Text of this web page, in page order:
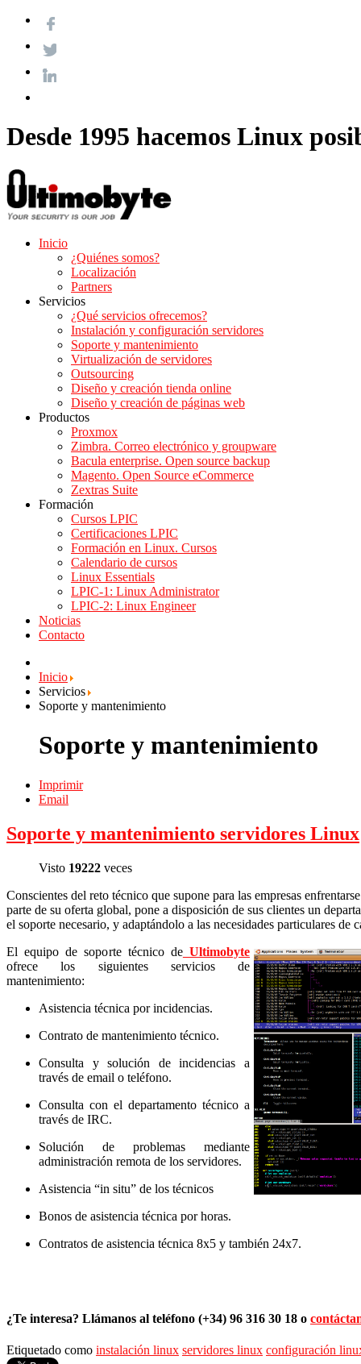
Desde 1995 hacemos Linux
Inicio
¿Quiénes somos?
Localización
Partners
Servicios
¿Qué servicios ofrecemos?
Instalación y configuración servidores
Soporte y mantenimiento
Virtualización de servidores
Outsourcing
Diseño y creación tienda online
Diseño y creación de páginas web
Productos
Proxmox
Zimbra. Correo electrónico y groupware
Bacula enterprise. Open source backup
Magento. Open Source eCommerce
Zextras Suite
Formación
Cursos LPIC
Certificaciones LPIC
Formación en Linux. Cursos
Calendario de cursos
Linux Essentials
LPIC-1: Linux Administrator
LPIC-2: Linux Engineer
Noticias
Contacto
Inicio
Servicios
Soporte y mantenimiento
Soporte y mantenimiento
Imprimir
Email
Soporte y mantenimiento servidores Linux
Visto 19222 veces
Conscientes del reto técnico que supone para las empresas
parte de su oferta global, pone a disposición de sus clientes un
el soporte necesario, y adaptándolo a las necesidades particulares de
El equipo de soporte técnico de Ultimobyte
ofrece los siguientes servicios de
mantenimiento:
Asistencia técnica por incidencias.
Contrato de mantenimiento técnico.
Consulta y solución de incidencias a
través de email o teléfono.
Consulta con el departamento técnico a
través de IRC.
Solución de problemas mediante
administración remota de los servidores.
Asistencia “in situ” de los técnicos
Bonos de asistencia técnica por horas.
Contratos de asistencia técnica 8x5 y también 24x7.
¿Te interesa? Llámanos al teléfono (+34) 96 316 30 18 o
Etiquetado como instalación linux servidores linux configuración